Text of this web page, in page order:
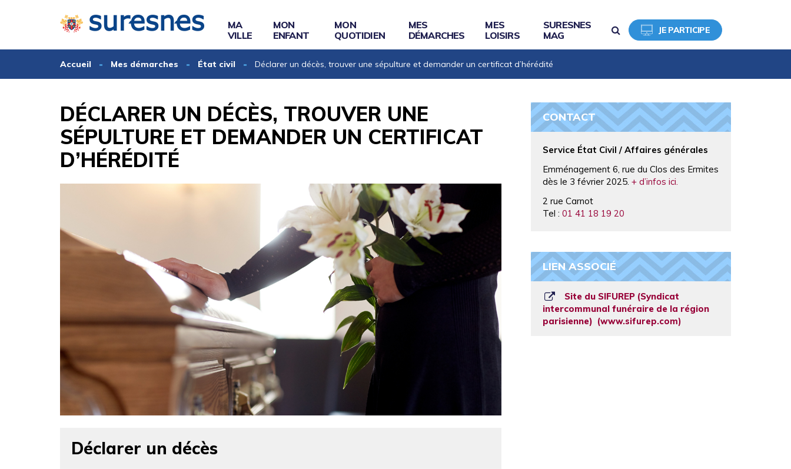
MA
VILLE
MON
ENFANT
MON
QUOTIDIEN
MES
DÉMARCHES
MES
LOISIRS
SURESNES
MAG
RECHERCHEJE PARTICIPE
Accueil Mes démarches État civil Déclarer un décès, trouver une sépulture et demander un certificat d’hérédité
DÉCLARER UN DÉCÈS, TROUVER UNE
SÉPULTURE ET DEMANDER UN CERTIFICAT
D’HÉRÉDITÉ
Déclarer un décès
CONTACT
Service État Civil / Affaires générales
Emménagement 6, rue du Clos des Ermites
dès le 3 février 2025. + d’infos ici.
2 rue Carnot
Tel : 01 41 18 19 20
LIEN ASSOCIÉ
Site du SIFUREP (Syndicat
intercommunal funéraire de la région
parisienne)
www.sifurep.com